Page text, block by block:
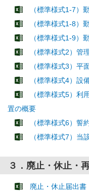
（標準様式1-7）
（標準様式1-8）
（標準様式1-9）
（標準様式2）管
（標準様式3）平
（標準様式4）設
（標準様式5）利
置の概要
（標準様式6）誓
（標準様式7）当
３．廃止・休止・
廃止・休止届出書